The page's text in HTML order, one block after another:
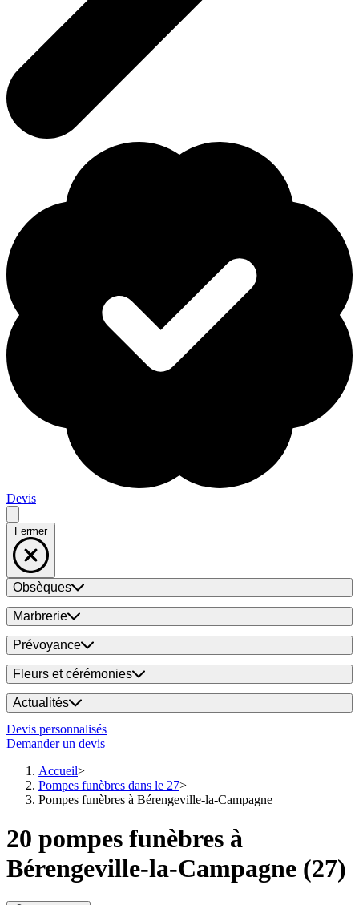
Devis
Fermer
Obsèques
Marbrerie
Prévoyance
Fleurs et cérémonies
Actualités
Devis personnalisés
Demander un devis
Accueil
Pompes funèbres dans le 27
Pompes funèbres à Bérengeville-la-Campagne
20 pompes funèbres à
Bérengeville-la-Campagne (27)